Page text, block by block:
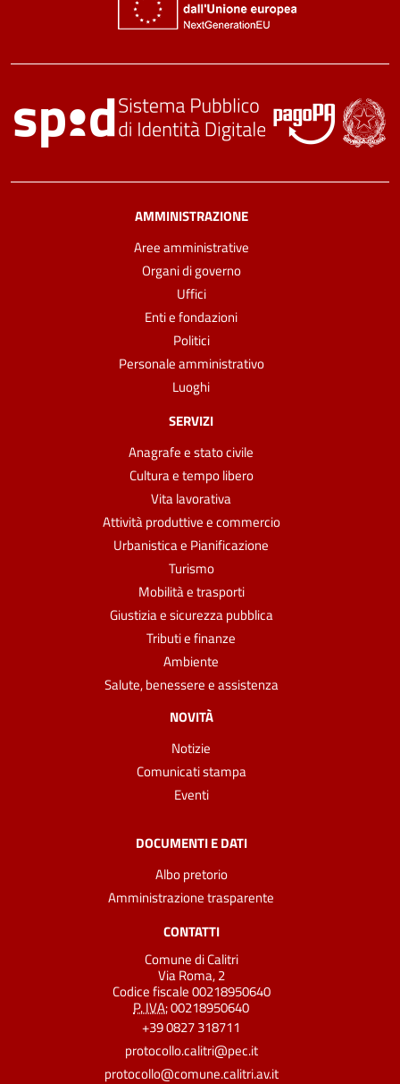
AMMINISTRAZIONE
Aree amministrative
Organi di governo
Uffici
Enti e fondazioni
Politici
Personale amministrativo
Luoghi
SERVIZI
Anagrafe e stato civile
Cultura e tempo libero
Vita lavorativa
Attività produttive e commercio
Urbanistica e Pianificazione
Turismo
Mobilità e trasporti
Giustizia e sicurezza pubblica
Tributi e finanze
Ambiente
Salute, benessere e assistenza
NOVITÀ
Notizie
Comunicati stampa
Eventi
DOCUMENTI E DATI
Albo pretorio
Amministrazione trasparente
CONTATTI
Comune di Calitri
Via Roma, 2
Codice fiscale 00218950640
P. IVA:00218950640
+39 0827 318711
protocollo.calitri@pec.it
protocollo@comune.calitri.av.it